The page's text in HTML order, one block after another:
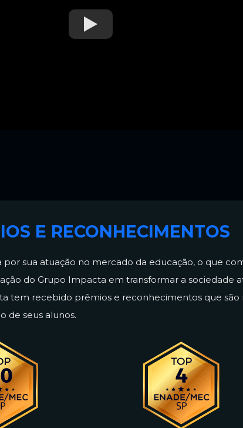
E RECONHECIMENTOS
sua atuação no mercado da educação, o que
do Grupo Impacta em transformar a sociedade
tem recebido prêmios e reconhecimentos que
de seus alunos.